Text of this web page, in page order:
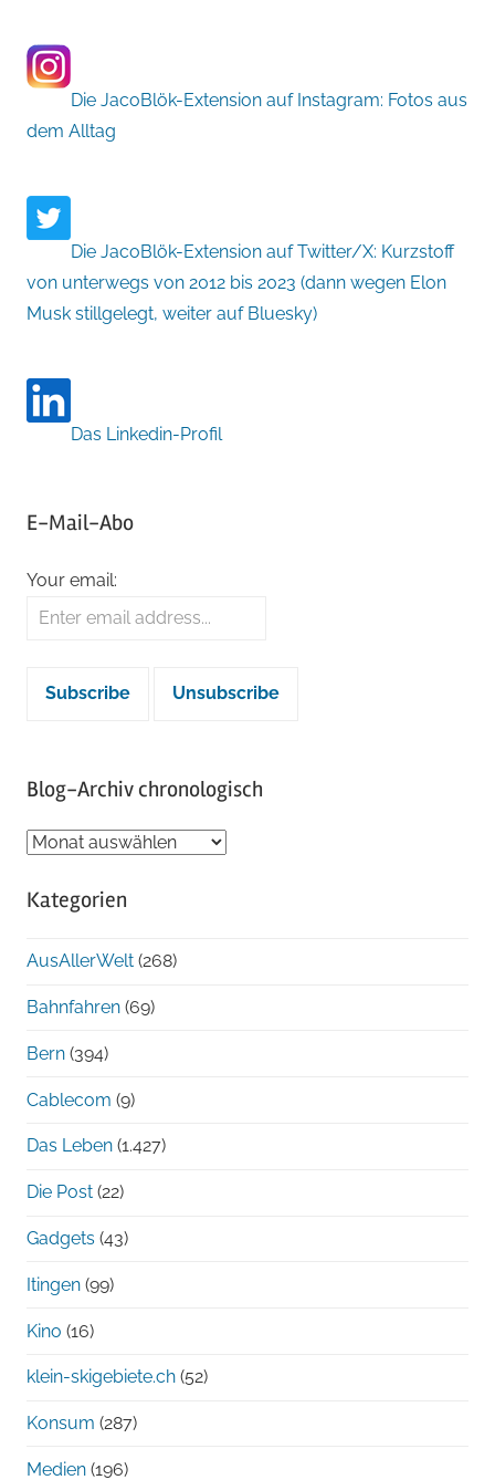
Die JacoBlök-Extension auf Instagram: Fotos aus
dem Alltag
Die JacoBlök-Extension auf Twitter/X: Kurzstoff
von unterwegs von 2012 bis 2023 (dann wegen Elon
Musk stillgelegt, weiter auf Bluesky)
Das Linkedin-Profil
E-Mail-Abo
Your email:
Blog-Archiv chronologisch
Blog-
chronologisch
Kategorien
AusAllerWelt (268)
Bahnfahren (69)
Bern (394)
Cablecom (9)
Das Leben (1.427)
Die Post (22)
Gadgets (43)
Itingen (99)
Kino (16)
klein-skigebiete.ch (52)
Konsum (287)
Medien (196)